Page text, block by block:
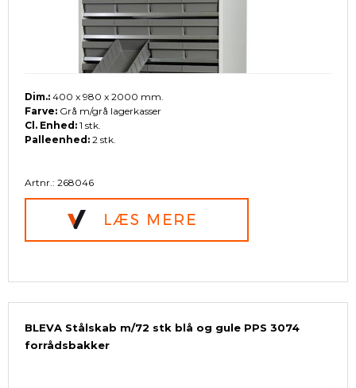
Dim.: 400 x 980 x 2000 mm.
Farve: Grå m/grå lagerkasser
Cl. Enhed: 1 stk.
Palleenhed: 2 stk.
Artnr.: 268046
BLEVA Stålskab m/72 stk blå og gule PPS 3074
forrådsbakker